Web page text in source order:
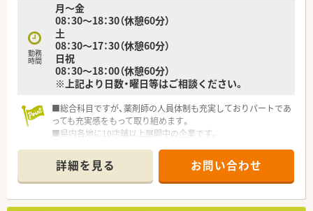
勤務
時間
月～金
08：30～18：30（休憩60分）
土
08：30～17：30（休憩60分）
日祝
08：30～18：00（休憩60分）
※上記より日数・曜日等はご相談ください。
■総合科目ですが、薬剤師の人員体制も充実しておりパートであ
っても充実感をもって取り組めます。
■県内各地に10店舗以上展開中の企業です。
ニケーションで信用を築くことを目指しています。
詳細を見る お問い合わせ